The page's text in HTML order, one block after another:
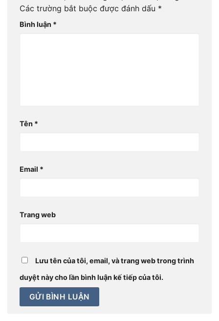
Các trường bắt buộc được đánh dấu *
Bình luận *
Tên *
Email *
Trang web
Lưu tên của tôi, email, và trang web trong trình
duyệt này cho lần bình luận kế tiếp của tôi.